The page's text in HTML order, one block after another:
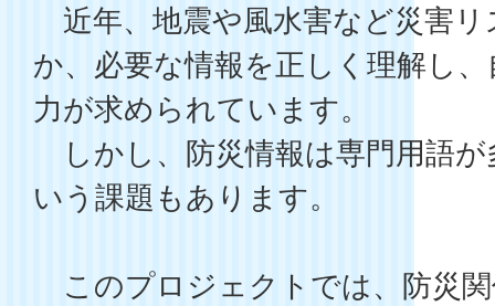
近年、地震や風水害など災害
か、必要な情報を正しく理解し
力が求められています。
しかし、防災情報は専門用語
いう課題もあります。
このプロジェクトでは、防災